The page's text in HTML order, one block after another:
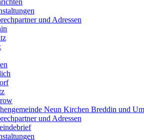
und Adressen
Neun Kirchen Breddin und
und Adressen